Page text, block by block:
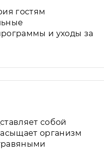
гостям
и уходы за
собой
организм